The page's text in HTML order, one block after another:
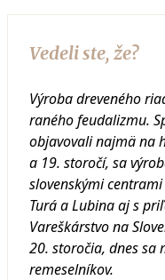
Vedeli ste, že?
Výroba dreveného
raného feudalizmu.
objavovali najmä na
a 19. storočí, sa
slovenskými
Turá a Lubina aj s
Vareškárstvo na
20. storočia, dnes sa
remeselníkov.